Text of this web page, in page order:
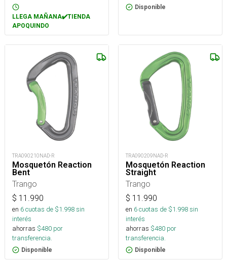
LLEGA MAÑANA✔️TIENDA
APOQUINDO
Disponible
TRA090210NAD-R
Mosquetón Reaction
Bent
Trango
$ 11.990
en 6cuotas de $1.998sin
interés
ahorras $480 por
transferencia.
Disponible
TRA090209NAD-R
Mosquetón Reaction
Straight
Trango
$ 11.990
en 6cuotas de $1.998sin
interés
ahorras $480 por
transferencia.
Disponible